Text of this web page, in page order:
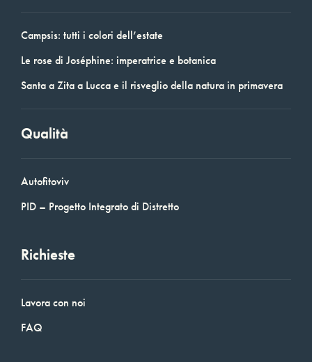
Campsis: tutti i colori dell’estate
Le rose di Joséphine: imperatrice e botanica
Santa a Zita a Lucca e il risveglio della natura in primavera
Qualità
Autofitoviv
PID – Progetto Integrato di Distretto
Richieste
Lavora con noi
FAQ